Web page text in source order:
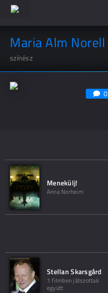
Maria Alm Norell
színész
0
Menekülj!
Anna Norheim
Stellan Skarsgård
1 filmben játszottak
együtt